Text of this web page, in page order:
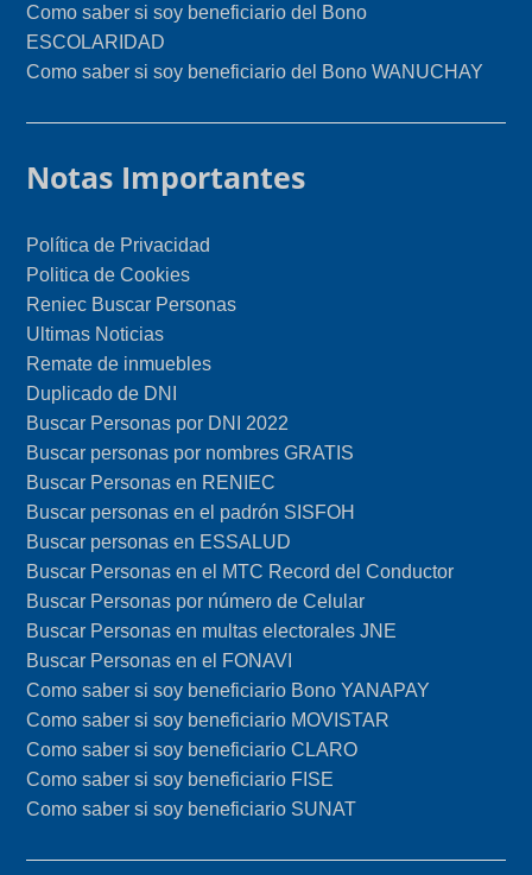
Como saber si soy beneficiario del Bono
ESCOLARIDAD
Como saber si soy beneficiario del Bono WANUCHAY
Notas Importantes
Política de Privacidad
Politica de Cookies
Reniec Buscar Personas
Ultimas Noticias
Remate de inmuebles
Duplicado de DNI
Buscar Personas por DNI 2022
Buscar personas por nombres GRATIS
Buscar Personas en RENIEC
Buscar personas en el padrón SISFOH
Buscar personas en ESSALUD
Buscar Personas en el MTC Record del Conductor
Buscar Personas por número de Celular
Buscar Personas en multas electorales JNE
Buscar Personas en el FONAVI
Como saber si soy beneficiario Bono YANAPAY
Como saber si soy beneficiario MOVISTAR
Como saber si soy beneficiario CLARO
Como saber si soy beneficiario FISE
Como saber si soy beneficiario SUNAT